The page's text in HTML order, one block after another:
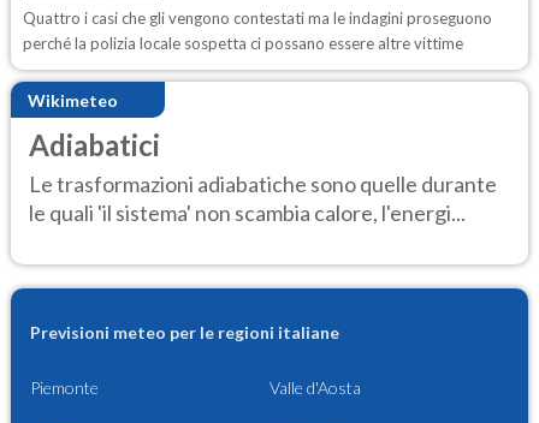
Quattro i casi che gli vengono contestati ma le indagini proseguono
perché la polizia locale sospetta ci possano essere altre vittime
Wikimeteo
Adiabatici
Le trasformazioni adiabatiche sono quelle durante
le quali 'il sistema' non scambia calore, l'energi...
Previsioni meteo per le regioni italiane
Piemonte Valle d'Aosta